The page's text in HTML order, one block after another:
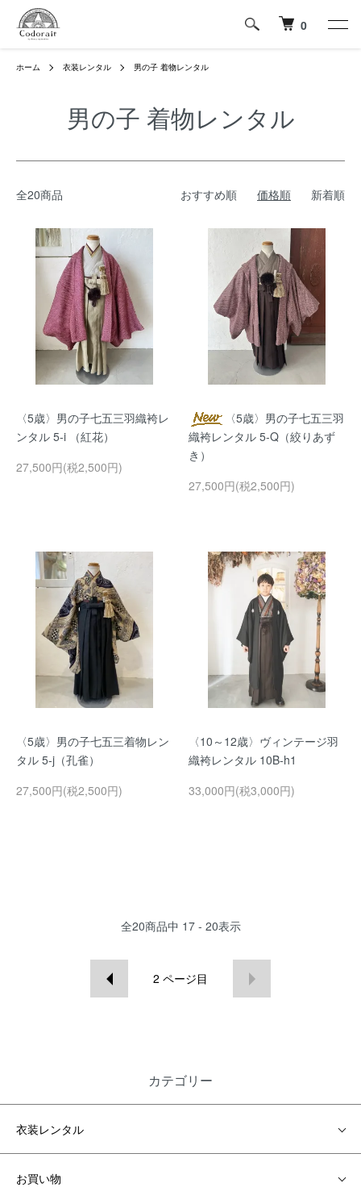
0
ホーム 衣装レンタル 男の子 着物レンタル
男の子 着物レンタル
全20商品 おすすめ順 価格順 新着順
〈5歳〉男の子七五三羽織袴レ
ンタル 5-i （紅花）
27,500円(税2,500円)
〈5歳〉男の子七五三羽
織袴レンタル 5-Q（絞りあず
き）
27,500円(税2,500円)
〈5歳〉男の子七五三着物レン
タル 5-j（孔雀）
27,500円(税2,500円)
〈10～12歳〉ヴィンテージ羽
織袴レンタル 10B-h1
33,000円(税3,000円)
全20商品中 17 - 20表示
2 ページ目
カテゴリー
衣装レンタル
お買い物